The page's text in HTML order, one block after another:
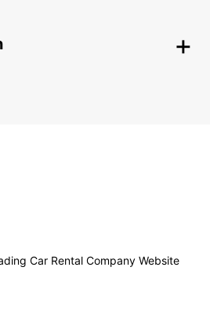
Car Rental Company Website